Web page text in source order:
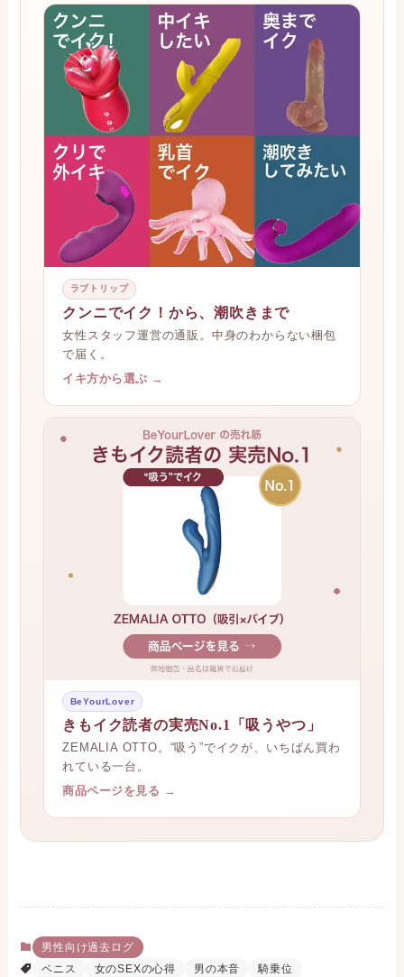
ラブトリップ
クンニでイク！から、潮吹きまで
女性スタッフ運営の通販。中身のわからない梱包
で届く。
イキ方から選ぶ →
BeYourLover
きもイク読者の実売No.1「吸うやつ」
ZEMALIA OTTO。“吸う”でイクが、いちばん買わ
れている一台。
商品ページを見る →
男性向け過去ログ
ペニス
女のSEXの心得 男の本音 騎乗位